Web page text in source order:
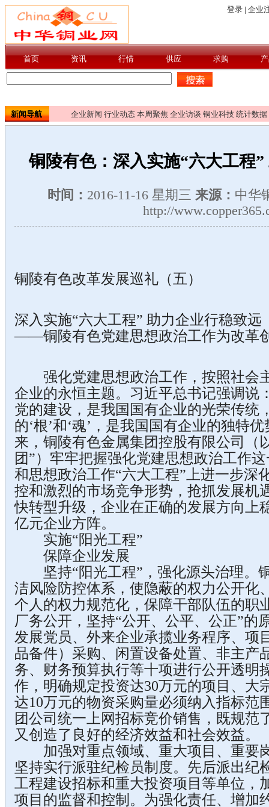
新闻导航 企业新闻 行业动态 本周聚焦 企业访谈 铜业科技 统计数据
铜陵有色：深入实施“六大工程
时间： 2016-11-16 星期三 来源： 中华
http://
铜陵有色改革发展巡礼（五）
深入实施“六大工程” 助力企业行稳致远
——铜陵有色党建思想政治工作为改革
强化党建思想政治工作，按照社会
企业的永恒主题。习近平总书记强调说
党的建设，是我国国有企业的光荣传统
的‘根’和‘魂’，是我国国有企业的独特
来，铜陵有色金属集团控股有限公司（
团”）牢牢把握强化党建思想政治工作
和思想政治工作“六大工程”上进一步深
控和激烈的市场竞争形势，抢抓发展机
快转型升级，企业在正确的发展方向上
亿元企业方阵。
实施“阳光工程”
保障企业发展
坚持“阳光工程”，强化源头治理。
洁风险防控体系，使隐蔽的权力公开化
个人的权力规范化，保障干部队伍的职
厂务公开，坚持“公开、公平、公正”的
发展党员、外来企业承揽业务程序、项
品备件）采购、闲置设备处置、非主产
务、财务预算执行等十项进行公开透明
作，明确规定投资达30万元的项目、大
达10万元的物资采购量必须纳入指标范
团公司统一上网招标竞价销售，既规范
又创造了良好的经济效益和社会效益。
加强对重点领域、重大项目、重要
坚持实行派驻纪检员制度。先后派出纪
工程建设招标和重大投资项目等单位，
项目的监督和控制。为强化责任、增加